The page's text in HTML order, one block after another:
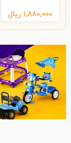
۱,۸۸۰,۰۰۰ ریال